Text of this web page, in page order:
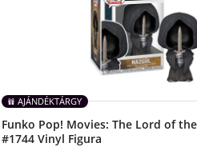
AJÁNDÉKTÁRGY
Funko Pop! Movies: The Lord of
#1744 Vinyl Figura